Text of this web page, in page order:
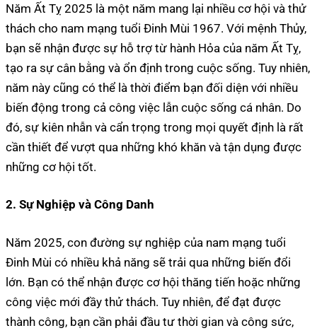
Năm Ất Tỵ 2025 là một năm mang lại nhiều cơ hội và thử
thách cho nam mạng tuổi Đinh Mùi 1967. Với mệnh Thủy,
bạn sẽ nhận được sự hỗ trợ từ hành Hỏa của năm Ất Tỵ,
tạo ra sự cân bằng và ổn định trong cuộc sống. Tuy nhiên,
năm này cũng có thể là thời điểm bạn đối diện với nhiều
biến động trong cả công việc lẫn cuộc sống cá nhân. Do
đó, sự kiên nhẫn và cẩn trọng trong mọi quyết định là rất
cần thiết để vượt qua những khó khăn và tận dụng được
những cơ hội tốt.
2. Sự Nghiệp và Công Danh
Năm 2025, con đường sự nghiệp của nam mạng tuổi
Đinh Mùi có nhiều khả năng sẽ trải qua những biến đổi
lớn. Bạn có thể nhận được cơ hội thăng tiến hoặc những
công việc mới đầy thử thách. Tuy nhiên, để đạt được
thành công, bạn cần phải đầu tư thời gian và công sức,